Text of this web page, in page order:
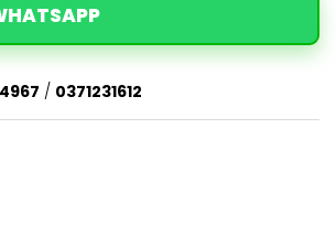
/ 0371231612